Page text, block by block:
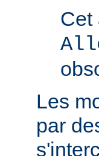
Cet
Les
par